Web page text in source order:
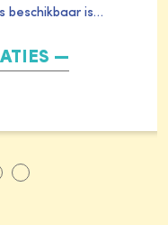
beschikbaar is…